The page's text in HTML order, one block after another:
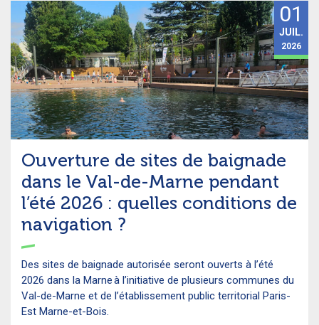
Ouverture de sites de baignade
dans le Val-de-Marne pendant
l’été 2026 : quelles conditions de
navigation ?
Des sites de baignade autorisée seront ouverts à l’été
2026 dans la Marne à l’initiative de plusieurs communes du
Val-de-Marne et de l’établissement public territorial Paris-
Est Marne-et-Bois.
01
JUIL.
2026